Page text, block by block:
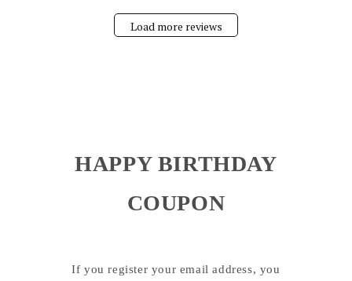
Load more reviews
HAPPY BIRTHDAY
COUPON
If you register your email address, you